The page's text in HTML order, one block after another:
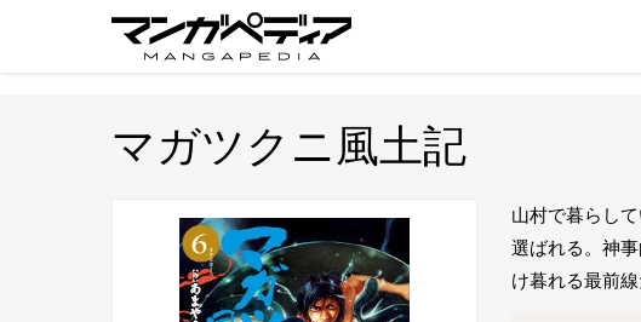
マガツクニ風土記
山村で暮らし
選ばれる。神
け暮れる最前